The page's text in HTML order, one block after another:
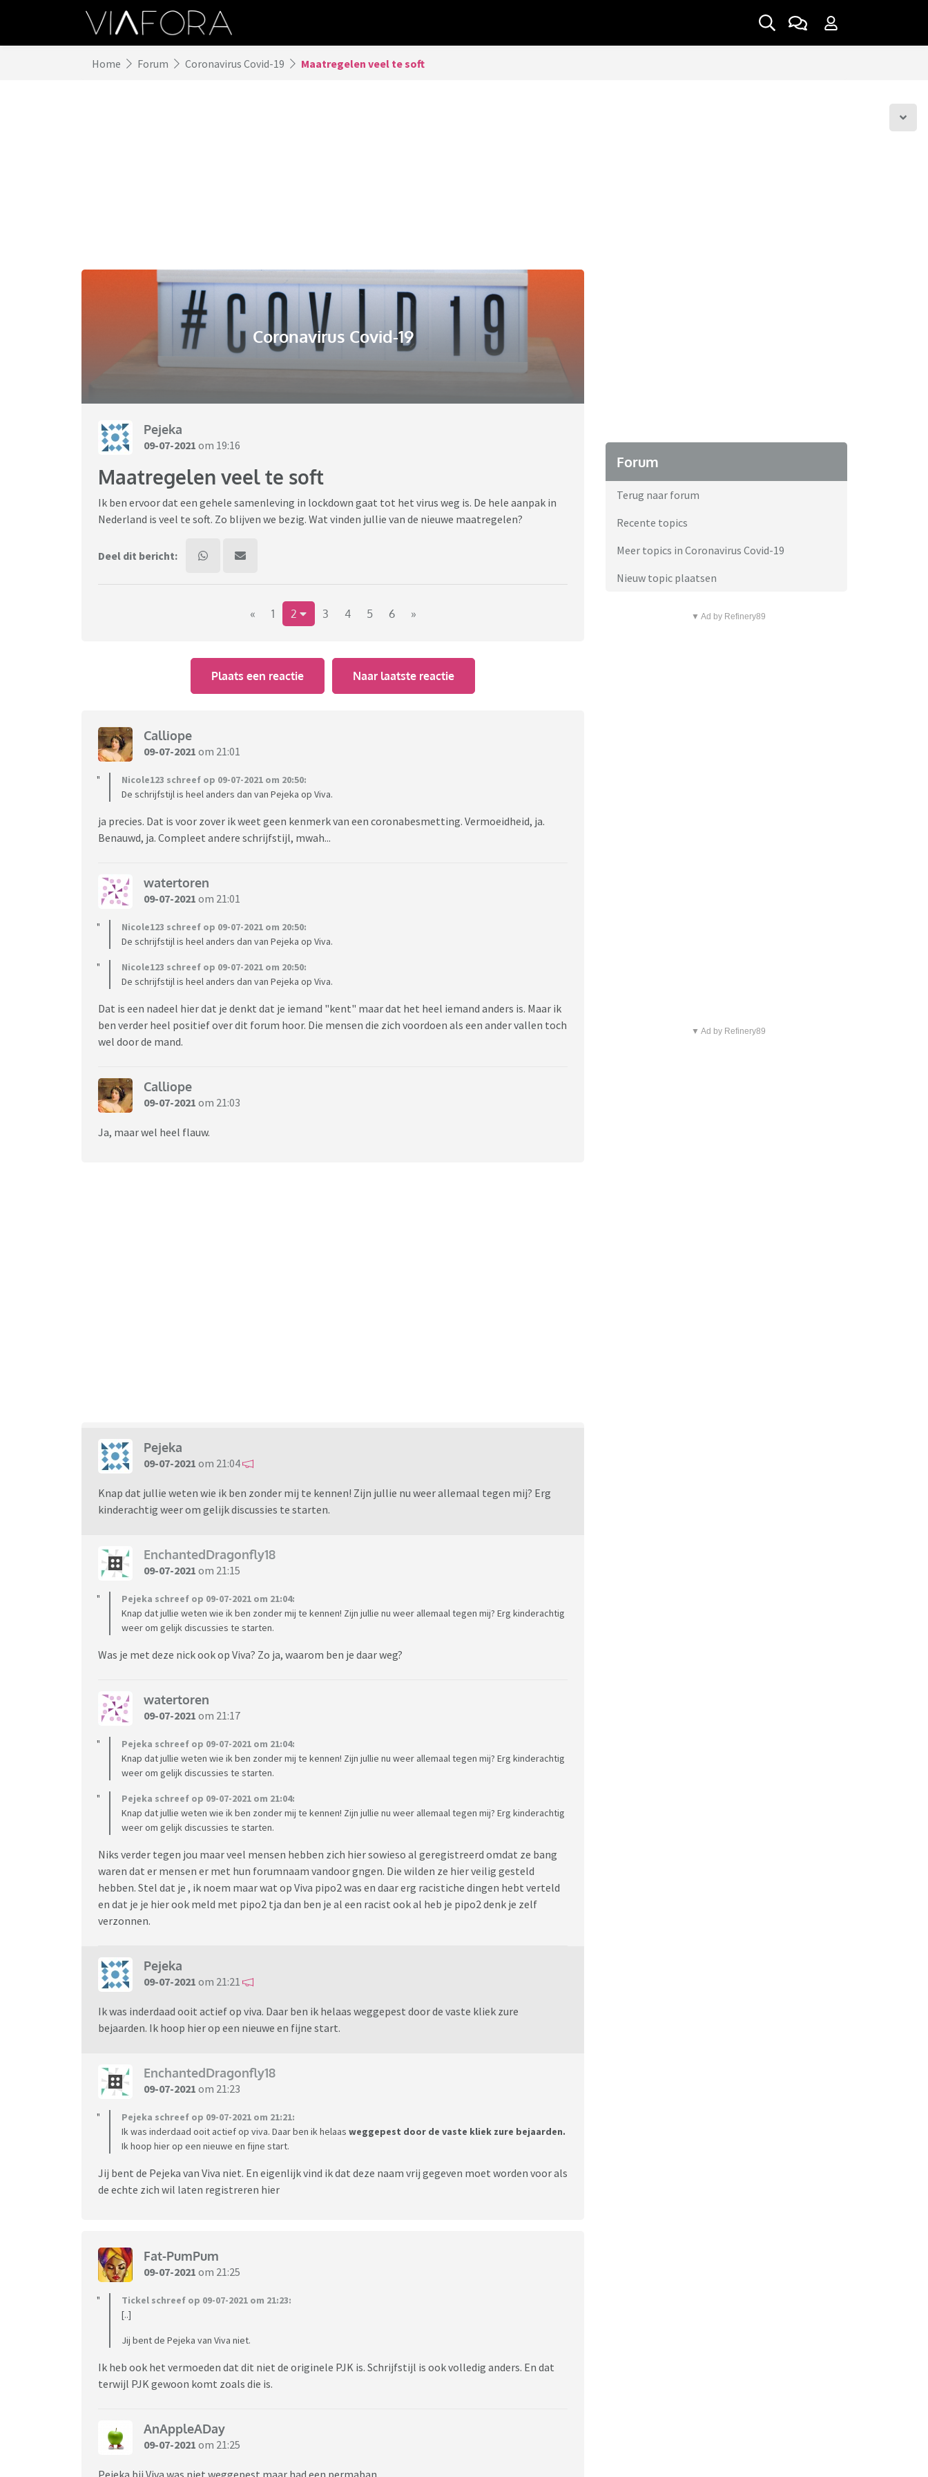
Home Forum Coronavirus Covid-19 Maatregelen veel te soft
Coronavirus Covid-19
Pejeka
09-07-2021 om 19:16
Maatregelen veel te soft
Ik ben ervoor dat een gehele samenleving in lockdown gaat tot het virus weg is. De hele aanpak in
Nederland is veel te soft. Zo blijven we bezig. Wat vinden jullie van de nieuwe maatregelen?
Deel dit bericht:
« 1 2 3 4 5 6 »
Plaats een reactie Naar laatste reactie
Calliope
09-07-2021 om 21:01
Nicole123 schreef op 09-07-2021 om 20:50:
De schrijfstijl is heel anders dan van Pejeka op Viva.
ja precies. Dat is voor zover ik weet geen kenmerk van een coronabesmetting. Vermoeidheid, ja.
Benauwd, ja. Compleet andere schrijfstijl, mwah...
watertoren
09-07-2021 om 21:01
Nicole123 schreef op 09-07-2021 om 20:50:
De schrijfstijl is heel anders dan van Pejeka op Viva.
Nicole123 schreef op 09-07-2021 om 20:50:
De schrijfstijl is heel anders dan van Pejeka op Viva.
Dat is een nadeel hier dat je denkt dat je iemand "kent" maar dat het heel iemand anders is. Maar ik
ben verder heel positief over dit forum hoor. Die mensen die zich voordoen als een ander vallen toch
wel door de mand.
Calliope
09-07-2021 om 21:03
Ja, maar wel heel flauw.
Pejeka
09-07-2021 om 21:04
Knap dat jullie weten wie ik ben zonder mij te kennen! Zijn jullie nu weer allemaal tegen mij? Erg
kinderachtig weer om gelijk discussies te starten.
EnchantedDragonfly18
09-07-2021 om 21:15
Pejeka schreef op 09-07-2021 om 21:04:
Knap dat jullie weten wie ik ben zonder mij te kennen! Zijn jullie nu weer allemaal tegen mij? Erg kinderachtig
weer om gelijk discussies te starten.
Was je met deze nick ook op Viva? Zo ja, waarom ben je daar weg?
watertoren
09-07-2021 om 21:17
Pejeka schreef op 09-07-2021 om 21:04:
Knap dat jullie weten wie ik ben zonder mij te kennen! Zijn jullie nu weer allemaal tegen mij? Erg kinderachtig
weer om gelijk discussies te starten.
Pejeka schreef op 09-07-2021 om 21:04:
Knap dat jullie weten wie ik ben zonder mij te kennen! Zijn jullie nu weer allemaal tegen mij? Erg kinderachtig
weer om gelijk discussies te starten.
Niks verder tegen jou maar veel mensen hebben zich hier sowieso al geregistreerd omdat ze bang
waren dat er mensen er met hun forumnaam vandoor gngen. Die wilden ze hier veilig gesteld
hebben. Stel dat je , ik noem maar wat op Viva pipo2 was en daar erg racistiche dingen hebt verteld
en dat je je hier ook meld met pipo2 tja dan ben je al een racist ook al heb je pipo2 denk je zelf
verzonnen.
Pejeka
09-07-2021 om 21:21
Ik was inderdaad ooit actief op viva. Daar ben ik helaas weggepest door de vaste kliek zure
bejaarden. Ik hoop hier op een nieuwe en fijne start.
EnchantedDragonfly18
09-07-2021 om 21:23
Pejeka schreef op 09-07-2021 om 21:21:
Ik was inderdaad ooit actief op viva. Daar ben ik helaas weggepest door de vaste kliek zure bejaarden.
Ik hoop hier op een nieuwe en fijne start.
Jij bent de Pejeka van Viva niet. En eigenlijk vind ik dat deze naam vrij gegeven moet worden voor als
de echte zich wil laten registreren hier
Fat-PumPum
09-07-2021 om 21:25
Tickel schreef op 09-07-2021 om 21:23:
[..]
Jij bent de Pejeka van Viva niet.
Ik heb ook het vermoeden dat dit niet de originele PJK is. Schrijfstijl is ook volledig anders. En dat
terwijl PJK gewoon komt zoals die is.
AnAppleADay
09-07-2021 om 21:25
Pejeka bij Viva was niet weggepest maar had een permaban.
Forum
Terug naar forum
Recente topics
Meer topics in Coronavirus Covid-19
Nieuw topic plaatsen
▼ Ad by Refinery89
▼ Ad by Refinery89